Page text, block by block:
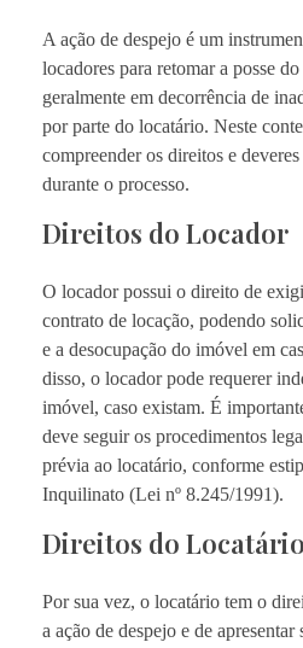
A ação de despejo é um
locadores para retomar a posse
geralmente em decorrência de
por parte do locatário. Neste
compreender os direitos e deveres
durante o processo.
Direitos do Locador
O locador possui o direito de
contrato de locação, podendo
e a desocupação do imóvel em
disso, o locador pode requerer
imóvel, caso existam. É
deve seguir os procedimentos
prévia ao locatário, conforme
Inquilinato (Lei nº 8.245/1991).
Direitos do Locatário
Por sua vez, o locatário tem o
a ação de despejo e de